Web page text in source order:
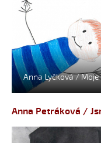
Anna Lyčková /
Anna Petráková /